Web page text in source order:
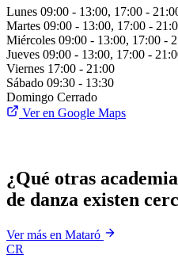
Lunes 09:00 - 13:00, 17:00 -
Martes 09:00 - 13:00, 17:00 -
Miércoles 09:00 - 13:00, 17:00 -
Jueves 09:00 - 13:00, 17:00 -
Viernes 17:00 - 21:00
Sábado 09:30 - 13:30
Domingo Cerrado
Ver en Google Maps
¿Qué otras
de danza existen
Ver más en Mataró
CR